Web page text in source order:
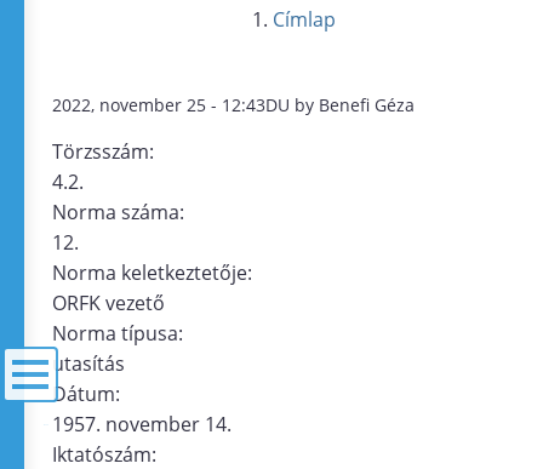
Címlap
2022, november 25 - 12:43DU by Benefi Géza
Törzsszám:
4.2.
Norma száma:
12.
Norma keletkeztetője:
ORFK vezető
Norma típusa:
utasítás
Dátum:
1957. november 14.
Iktatószám: